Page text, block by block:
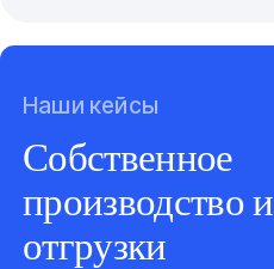
Наши кейсы
Собственное
производство и
отгрузки